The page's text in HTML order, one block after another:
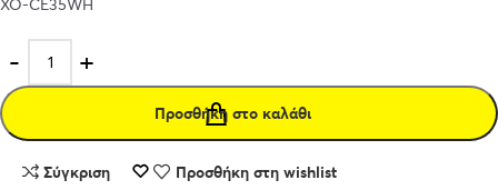
Προσθήκη στο καλάθι
Σύγκριση Προσθήκη στη wishlist